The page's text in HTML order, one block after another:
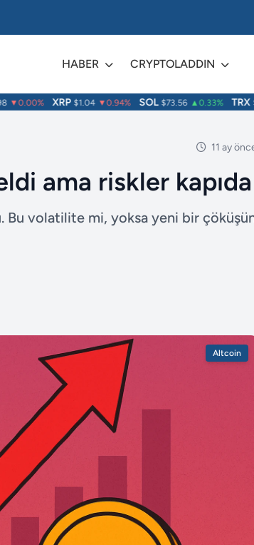
HABER CRYPTOLADDIN
XRP $1.04 ▼0.94% SOL $73.56 ▲0.33% TRX
11 ay
ama riskler kapıda
Bu volatilite mi, yoksa yeni bir
Altcoin